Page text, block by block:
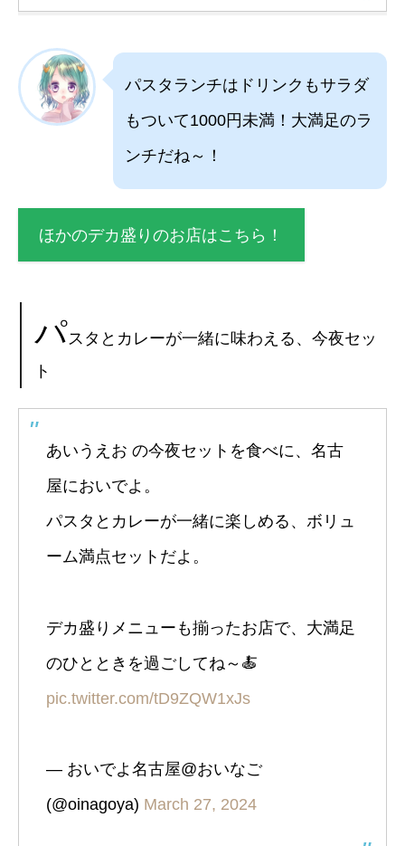
パスタランチはドリンクもサラダ
もついて1000円未満！大満足のラ
ンチだね～！
ほかのデカ盛りのお店はこちら！
パスタとカレーが一緒に味わえる、今夜セッ
ト
あいうえお の今夜セットを食べに、名古
屋においでよ。
パスタとカレーが一緒に楽しめる、ボリュ
ーム満点セットだよ。
デカ盛りメニューも揃ったお店で、大満足
のひとときを過ごしてね～🍝
pic.twitter.com/tD9ZQW1xJs
— おいでよ名古屋@おいなご
(@oinagoya) March 27, 2024